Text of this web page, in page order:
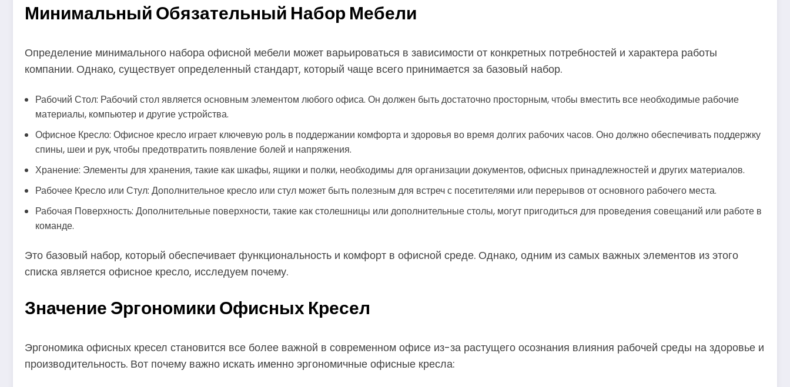
Минимальный Обязательный Набор Мебели
Определение минимального набора офисной мебели может варьироваться в зависимости от конкретных потребностей и характера работы
компании. Однако, существует определенный стандарт, который чаще всего принимается за базовый набор.
Рабочий Стол: Рабочий стол является основным элементом любого офиса. Он должен быть достаточно просторным, чтобы вместить все необходимые рабочие
материалы, компьютер и другие устройства.
Офисное Кресло: Офисное кресло играет ключевую роль в поддержании комфорта и здоровья во время долгих рабочих часов. Оно должно обеспечивать поддержку
спины, шеи и рук, чтобы предотвратить появление болей и напряжения.
Хранение: Элементы для хранения, такие как шкафы, ящики и полки, необходимы для организации документов, офисных принадлежностей и других материалов.
Рабочее Кресло или Стул: Дополнительное кресло или стул может быть полезным для встреч с посетителями или перерывов от основного рабочего места.
Рабочая Поверхность: Дополнительные поверхности, такие как столешницы или дополнительные столы, могут пригодиться для проведения совещаний или работе в
команде.
Это базовый набор, который обеспечивает функциональность и комфорт в офисной среде. Однако, одним из самых важных элементов из этого
списка является офисное кресло, исследуем почему.
Значение Эргономики Офисных Кресел
Эргономика офисных кресел становится все более важной в современном офисе из-за растущего осознания влияния рабочей среды на здоровье и
производительность. Вот почему важно искать именно эргономичные офисные кресла: